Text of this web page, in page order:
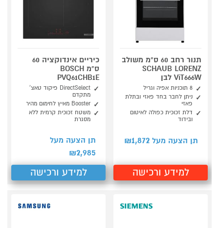
תנור רחב 60 ס"מ משולב
SCHAUB LORENZ
ViT666W לבן
8 תוכניות אפיה וגריל
ניתן לחבר בחד פאזי ובתלת
פאזי
דלת זכוכית כפולה לאיטום
ובידוד
תן הצעה מעל ₪ 1,872
למידע ורכישה
כיריים אינדוקציה 60
ס"מ BOSCH
PVQ61CHB1E
DirectSelect פיקוד טאצ'
מתקדם
Booster מאיץ לחימום מהיר
משטח זכוכית קרמית ללא
מסגרת
תן הצעה מעל
₪2,985
למידע ורכישה